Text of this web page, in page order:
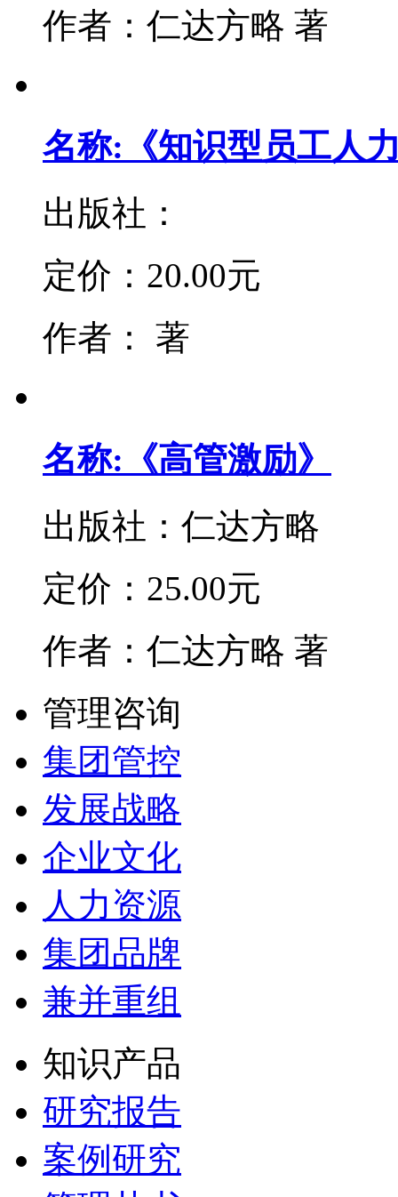
作者： 仁达方略 著
名称:《知识型员工人
出版社：
定价： 20.00元
作者：
著
名称:《高管激励》
出版社： 仁达方略
定价： 25.00元
作者： 仁达方略 著
管理咨询
集团管控
发展战略
企业文化
人力资源
集团品牌
兼并重组
知识产品
研究报告
案例研究